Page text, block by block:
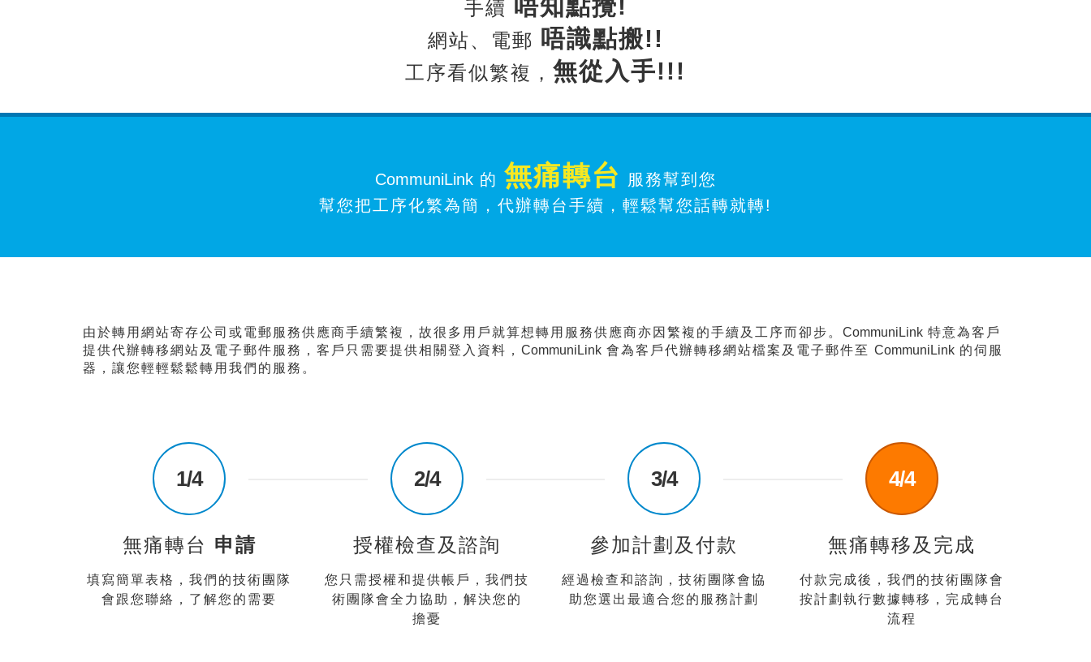
手續 唔知點攪!
網站、電郵 唔識點搬!!
工序看似繁複， 無從入手!!!
CommuniLink的 無痛轉台
服務幫到您
幫您把工序化繁為簡，代辦轉台手續，輕鬆幫您話轉就轉!
由於轉用網站寄存公司或電郵服務供應商手續繁複，故很多用戶就算想轉用服務供應商亦因繁複的手續及工序而卻步。 CommuniLink 特意為客戶
提供代辦轉移網站及電子郵件服務，客戶只需要提供相關登入資料， CommuniLink 會為客戶代辦轉移網站檔案及電子郵件至 CommuniLink 的伺服
器，讓您輕輕鬆鬆轉用我們的服務。
1/4
無痛轉台 申請
填寫簡單表格，我們的技術團隊
會跟您聯絡，了解您的需要
2/4
授權檢查及諮詢
您只需授權和提供帳戶，我們技
術團隊會全力協助，解決您的
擔憂
3/4
參加計劃及付款
經過檢查和諮詢，技術團隊會協
助您選出最適合您的 服務計劃
4/4
無痛轉移及完成
付款完成後，我們的技術團隊會
按計劃執行數據轉移，完成轉台
流程